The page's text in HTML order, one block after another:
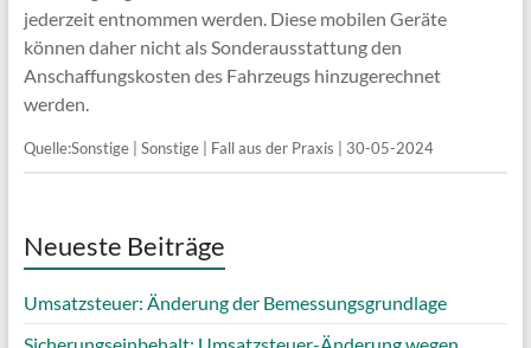
jederzeit entnommen werden. Diese mobilen Geräte
können daher nicht als Sonderausstattung den
Anschaffungskosten des Fahrzeugs hinzugerechnet
werden.
Quelle:Sonstige | Sonstige | Fall aus der Praxis | 30-05-2024
Neueste Beiträge
Umsatzsteuer: Änderung der Bemessungsgrundlage